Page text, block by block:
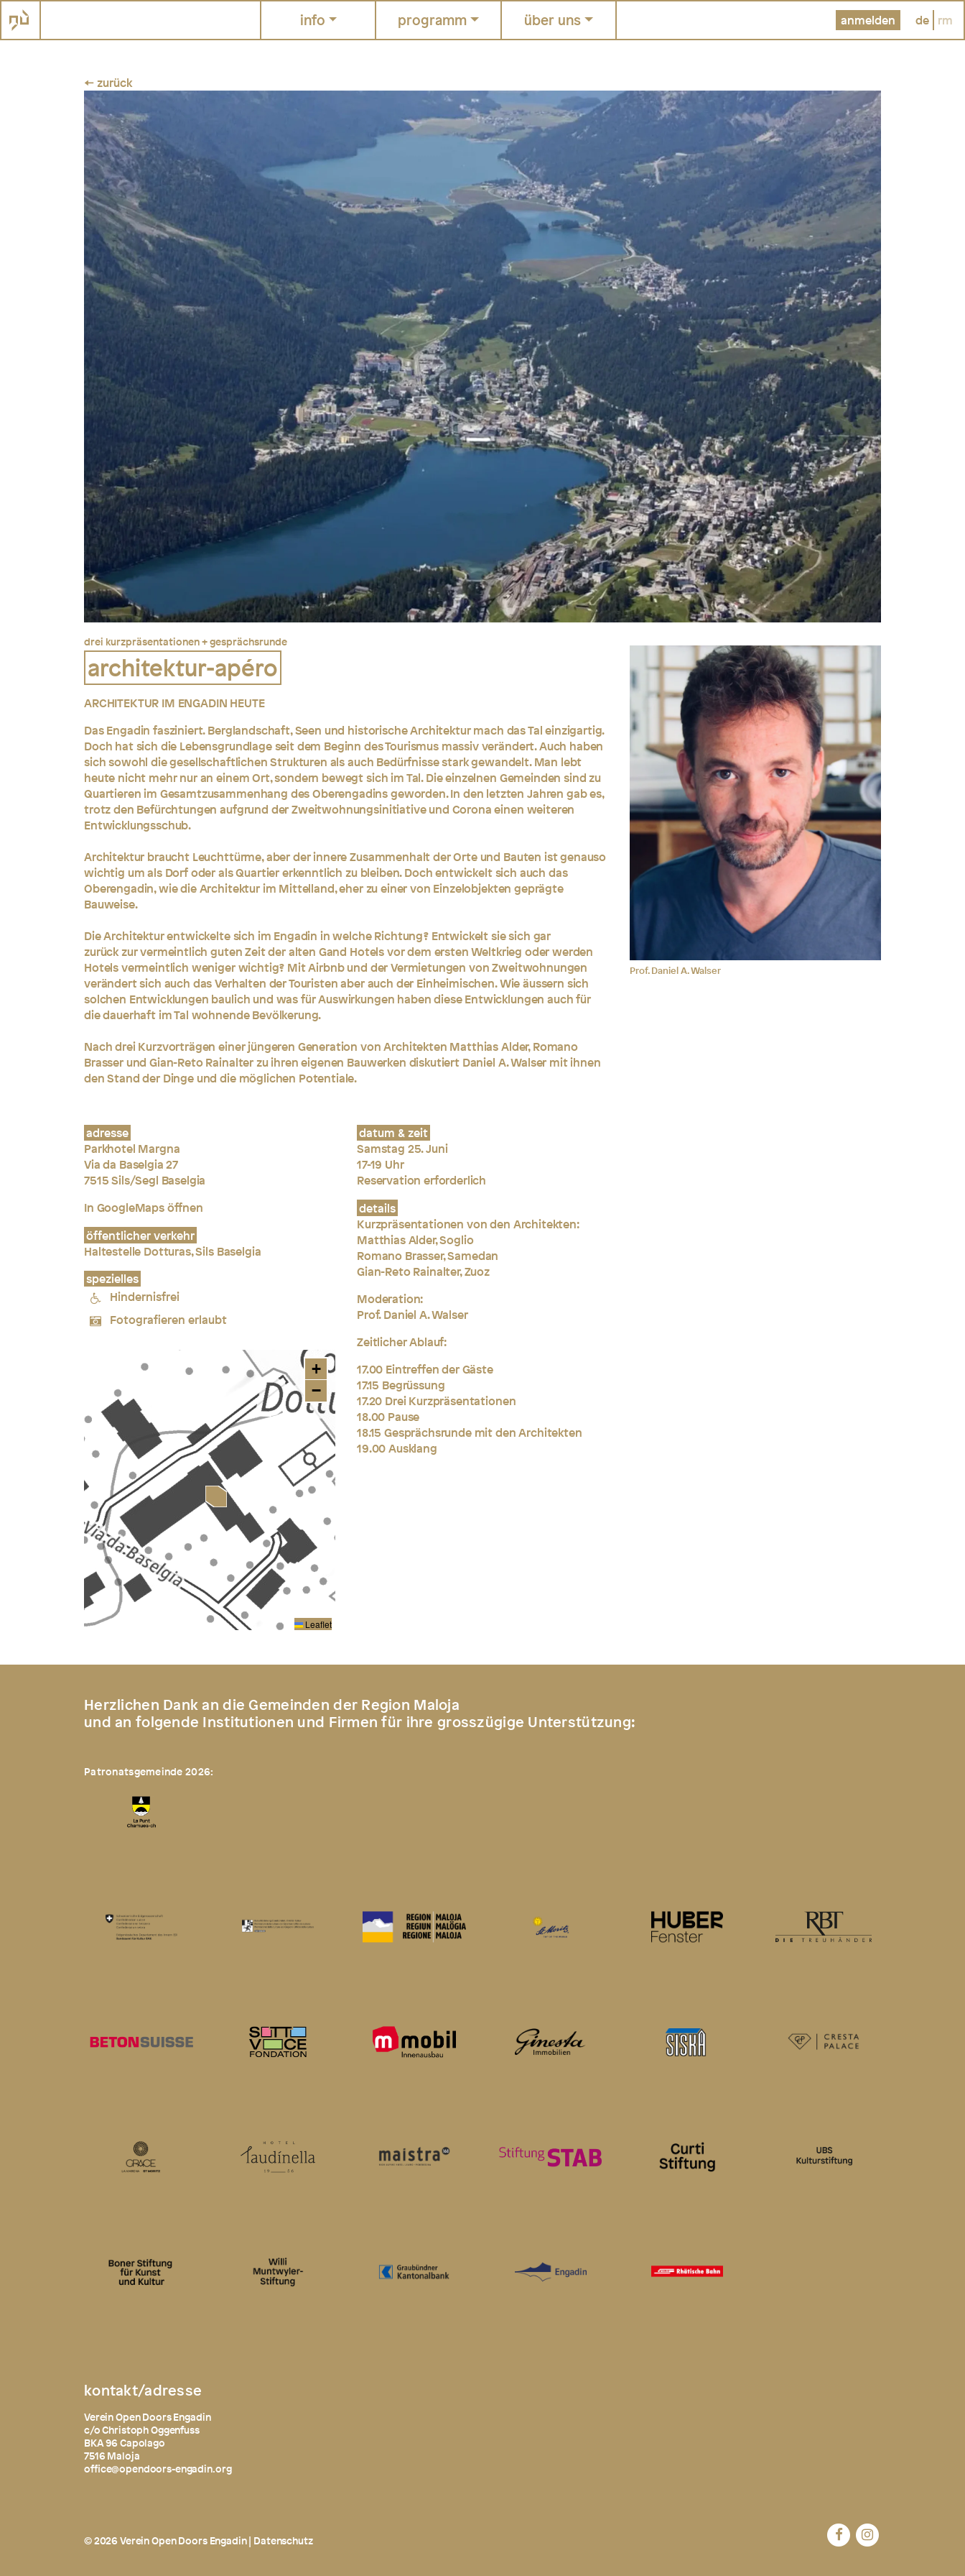
info programm über uns anmelden de rm
← zurück
drei kurzpräsentationen + gesprächsrunde
architektur-apéro
ARCHITEKTUR IM ENGADIN HEUTE
Das Engadin fasziniert. Berglandschaft, Seen und historische Architektur mach das Tal einzigartig.
Doch hat sich die Lebensgrundlage seit dem Beginn des Tourismus massiv verändert. Auch haben
sich sowohl die gesellschaftlichen Strukturen als auch Bedürfnisse stark gewandelt. Man lebt
heute nicht mehr nur an einem Ort, sondern bewegt sich im Tal. Die einzelnen Gemeinden sind zu
Quartieren im Gesamtzusammenhang des Oberengadins geworden. In den letzten Jahren gab es,
trotz den Befürchtungen aufgrund der Zweitwohnungsinitiative und Corona einen weiteren
Entwicklungsschub.
Architektur braucht Leuchttürme, aber der innere Zusammenhalt der Orte und Bauten ist genauso
wichtig um als Dorf oder als Quartier erkenntlich zu bleiben. Doch entwickelt sich auch das
Oberengadin, wie die Architektur im Mittelland, eher zu einer von Einzelobjekten geprägte
Bauweise.
Die Architektur entwickelte sich im Engadin in welche Richtung? Entwickelt sie sich gar
zurück zur vermeintlich guten Zeit der alten Gand Hotels vor dem ersten Weltkrieg oder werden
Hotels vermeintlich weniger wichtig? Mit Airbnb und der Vermietungen von Zweitwohnungen
verändert sich auch das Verhalten der Touristen aber auch der Einheimischen. Wie äussern sich
solchen Entwicklungen baulich und was für Auswirkungen haben diese Entwicklungen auch für
die dauerhaft im Tal wohnende Bevölkerung.
Nach drei Kurzvorträgen einer jüngeren Generation von Architekten Matthias Alder, Romano
Brasser und Gian-Reto Rainalter zu ihren eigenen Bauwerken diskutiert Daniel A. Walser mit ihnen
den Stand der Dinge und die möglichen Potentiale.
datum & zeit
Samstag 25. Juni
17-19 Uhr
Reservation erforderlich
details
Kurzpräsentationen von den Architekten:
Matthias Alder, Soglio
Romano Brasser, Samedan
Gian-Reto Rainalter, Zuoz
Moderation:
Prof. Daniel A. Walser
Zeitlicher Ablauf:
17.00 Eintreffen der Gäste
17.15 Begrüssung
17.20 Drei Kurzpräsentationen
18.00 Pause
18.15 Gesprächsrunde mit den Architekten
19.00 Ausklang
adresse
Parkhotel Margna
Via da Baselgia 27
7515 Sils/Segl Baselgia
In GoogleMaps öffnen
öffentlicher verkehr
Haltestelle Dotturas, Sils Baselgia
spezielles
Hindernisfrei
Fotografieren erlaubt
+
−
Leaflet
Prof. Daniel A. Walser
Herzlichen Dank an die Gemeinden der Region Maloja
und an folgende Institutionen und Firmen für ihre grosszügige Unterstützung:
Patronatsgemeinde 2026:
kontakt/adresse
Verein Open Doors Engadin
c/o Christoph Oggenfuss
BKA 96 Capolago
7516 Maloja
office@opendoors-engadin.org
© 2026 Verein Open Doors Engadin | Datenschutz